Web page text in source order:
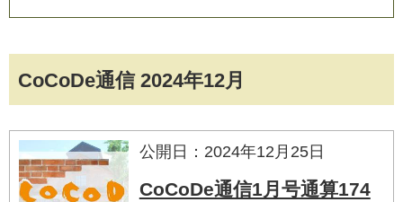
CoCoDe通信 2024年12月
公開日：2024年12月25日
CoCoDe通信1月号通算174